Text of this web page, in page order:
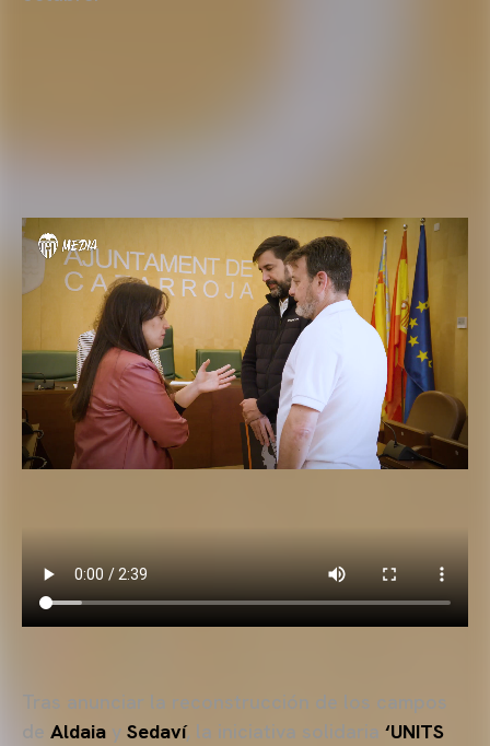
Tras anunciar la reconstrucción de los campos
Aldaia y Sedaví, la iniciativa solidaria ‘UNITS